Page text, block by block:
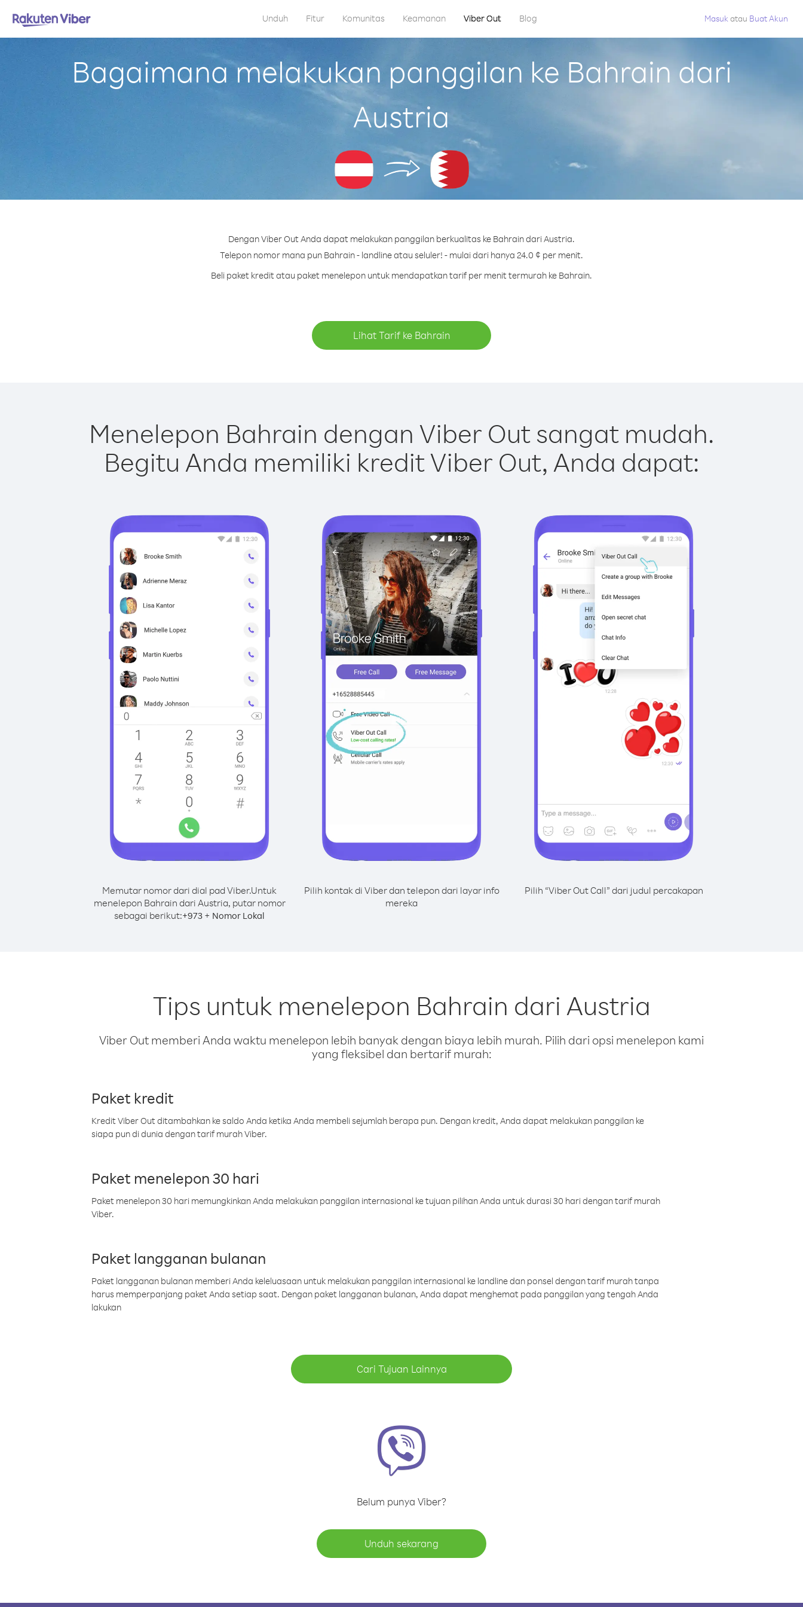
Unduh Fitur Komunitas Keamanan Viber Out Blog Masuk atau Buat Akun
Bagaimana melakukan panggilan ke Bahrain dari
Austria
Dengan Viber Out Anda dapat melakukan panggilan berkualitas ke Bahrain dari Austria.
Telepon nomor mana pun Bahrain - landline atau seluler! - mulai dari hanya 24.0 ¢ per menit.
Beli paket kredit atau paket menelepon untuk mendapatkan tarif per menit termurah ke Bahrain.
Lihat Tarif ke Bahrain
Menelepon Bahrain dengan Viber Out sangat mudah.
Begitu Anda memiliki kredit Viber Out, Anda dapat:
Memutar nomor dari dial pad Viber.Untuk
menelepon Bahrain dari Austria, putar nomor
sebagai berikut:+973 + Nomor Lokal
Pilih kontak di Viber dan telepon dari layar info
mereka
Pilih “Viber Out Call” dari judul percakapan
Tips untuk menelepon Bahrain dari Austria
Viber Out memberi Anda waktu menelepon lebih banyak dengan biaya lebih murah. Pilih dari opsi menelepon kami
yang fleksibel dan bertarif murah:
Paket kredit
Kredit Viber Out ditambahkan ke saldo Anda ketika Anda membeli sejumlah berapa pun. Dengan kredit, Anda dapat melakukan panggilan ke
siapa pun di dunia dengan tarif murah Viber.
Paket menelepon 30 hari
Paket menelepon 30 hari memungkinkan Anda melakukan panggilan internasional ke tujuan pilihan Anda untuk durasi 30 hari dengan tarif murah
Viber.
Paket langganan bulanan
Paket langganan bulanan memberi Anda keleluasaan untuk melakukan panggilan internasional ke landline dan ponsel dengan tarif murah tanpa
harus memperpanjang paket Anda setiap saat. Dengan paket langganan bulanan, Anda dapat menghemat pada panggilan yang tengah Anda
lakukan
Cari Tujuan Lainnya
Belum punya Viber?
Unduh sekarang